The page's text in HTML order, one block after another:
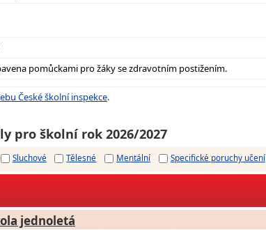
pomůckami pro žáky se zdravotním postižením.
České školní inspekce.
pro školní rok 2026/2027
Sluchové Tělesné Mentální Specifické poruchy učení
jednoletá